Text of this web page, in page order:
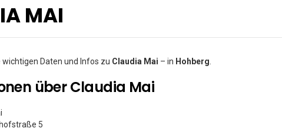
MAI
wichtigen Daten und Infos zu Claudia Mai – in Hohberg
über Claudia Mai
5